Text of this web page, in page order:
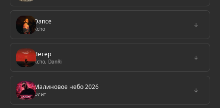
Dance
Xcho
↓
Ветер
Xcho, DanRi
↓
Малиновое небо 2026
Флит
↓